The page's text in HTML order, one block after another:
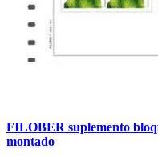
FILOBER suplemento
montado